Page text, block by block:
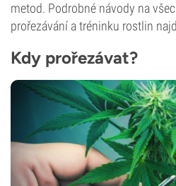
metod. Podrobné návody na
prořezávání a tréninku rostlin
Kdy prořezávat?